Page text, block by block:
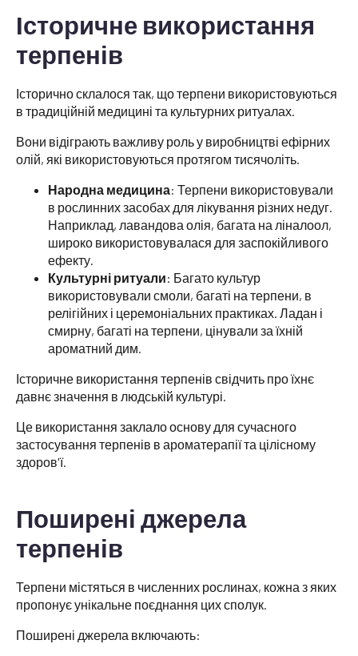
Історичне використання
терпенів
Історично склалося так, що терпени використовуються
в традиційній медицині та культурних ритуалах.
Вони відіграють важливу роль у виробництві ефірних
олій, які використовуються протягом тисячоліть.
Народна медицина: Терпени використовували
в рослинних засобах для лікування різних недуг.
Наприклад, лавандова олія, багата на ліналоол,
широко використовувалася для заспокійливого
ефекту.
Культурні ритуали: Багато культур
використовували смоли, багаті на терпени, в
релігійних і церемоніальних практиках. Ладан і
смирну, багаті на терпени, цінували за їхній
ароматний дим.
Історичне використання терпенів свідчить про їхнє
давнє значення в людській культурі.
Це використання заклало основу для сучасного
застосування терпенів в ароматерапії та цілісному
здоров'ї.
Поширені джерела
терпенів
Терпени містяться в численних рослинах, кожна з яких
пропонує унікальне поєднання цих сполук.
Поширені джерела включають: